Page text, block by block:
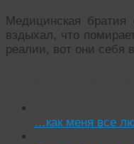
Медицинская
вздыхал, что
реалии, вот они себя
…как меня все